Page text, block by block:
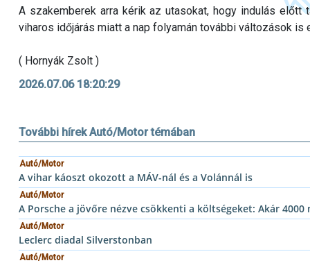
A szakemberek arra kérik az utasokat, hogy indulás
viharos időjárás miatt a nap folyamán további változások is
( Hornyák Zsolt )
2026.07.06 18:20:29
További hírek Autó/Motor témában
Autó/Motor
A vihar káoszt okozott a MÁV-nál és a Volánnál is
Autó/Motor
A Porsche a jövőre nézve csökkenti a költségeket: Akár
Autó/Motor
Leclerc diadal Silverstonban
Autó/Motor